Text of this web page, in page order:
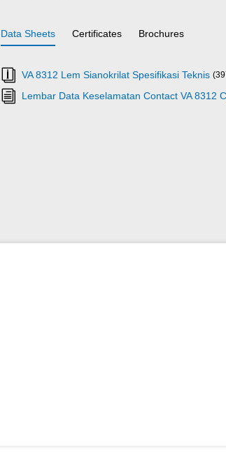
Data Sheets Certificates Brochures
VA 8312 Lem Sianokrilat Spesifikasi Teknis
Lembar Data Keselamatan Contact VA 8312